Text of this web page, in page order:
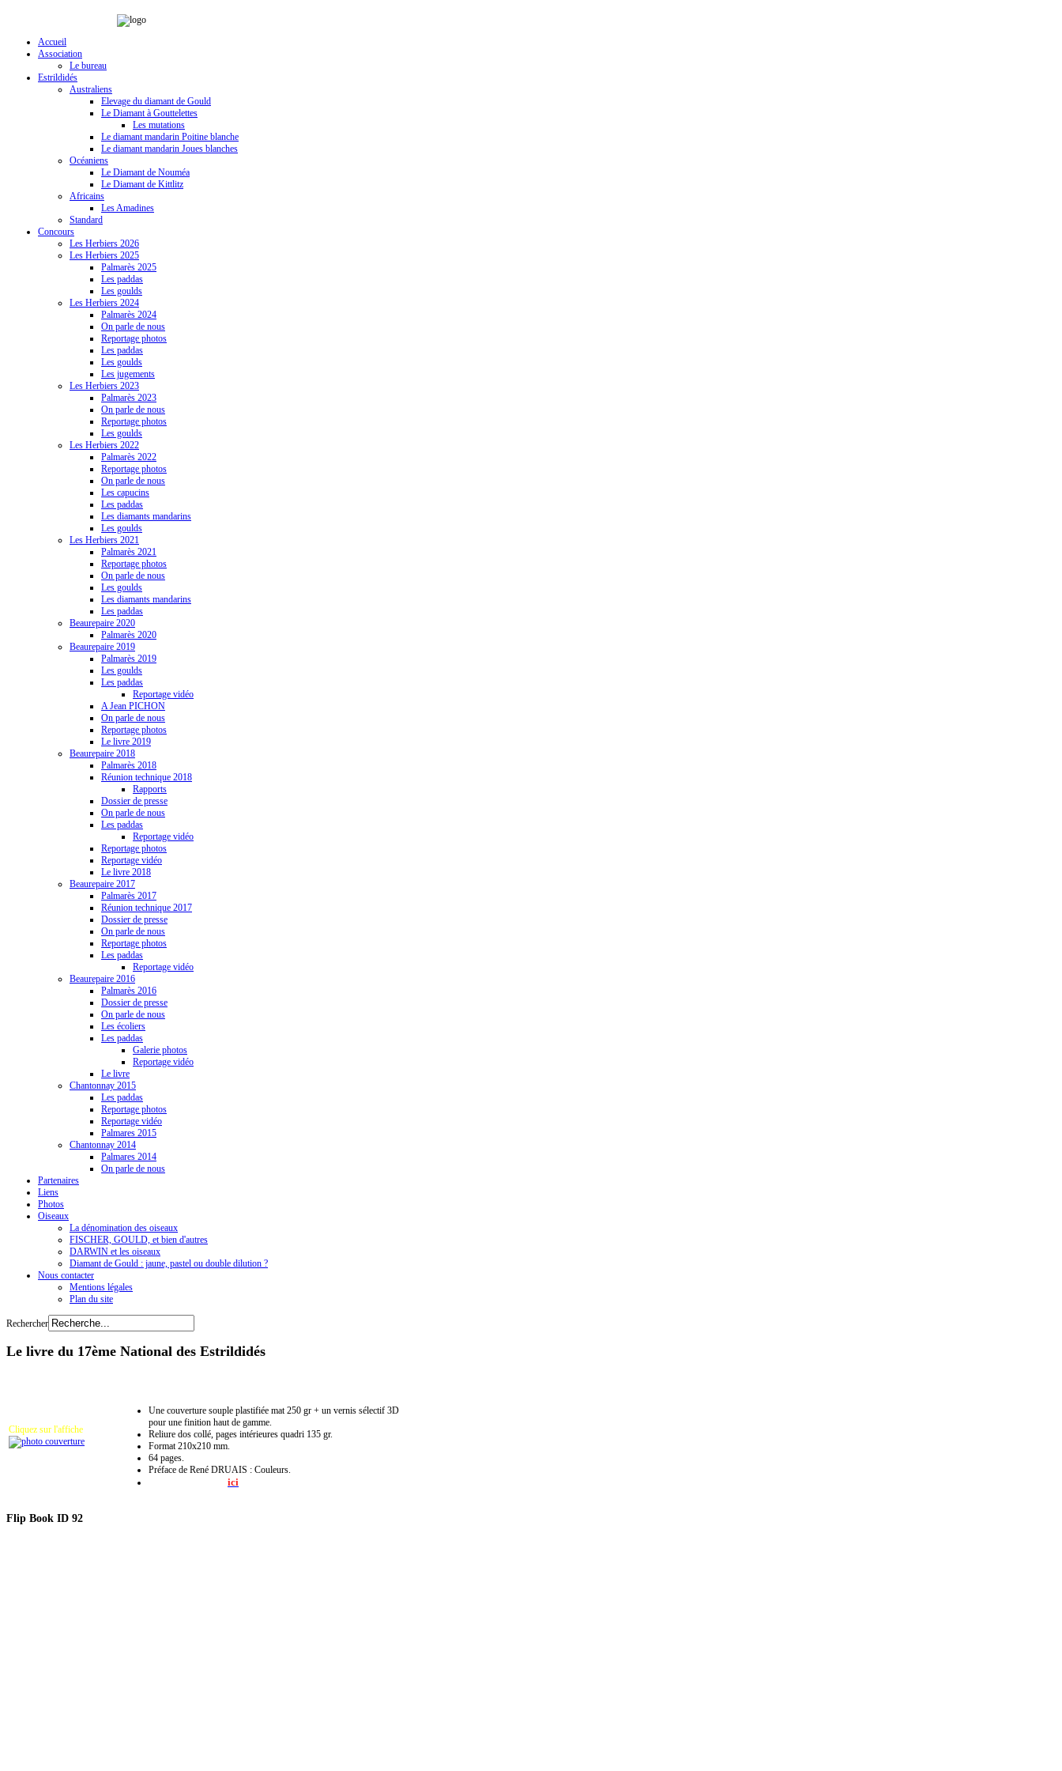
Accueil
Association
Le bureau
Estrildidés
Australiens
Elevage du diamant de Gould
Le Diamant à Gouttelettes
Les mutations
Le diamant mandarin Poitine blanche
Le diamant mandarin Joues blanches
Océaniens
Le Diamant de Nouméa
Le Diamant de Kittlitz
Africains
Les Amadines
Standard
Concours
Les Herbiers 2026
Les Herbiers 2025
Palmarès 2025
Les paddas
Les goulds
Les Herbiers 2024
Palmarès 2024
On parle de nous
Reportage photos
Les paddas
Les goulds
Les jugements
Les Herbiers 2023
Palmarès 2023
On parle de nous
Reportage photos
Les goulds
Les Herbiers 2022
Palmarès 2022
Reportage photos
On parle de nous
Les capucins
Les paddas
Les diamants mandarins
Les goulds
Les Herbiers 2021
Palmarès 2021
Reportage photos
On parle de nous
Les goulds
Les diamants mandarins
Les paddas
Beaurepaire 2020
Palmarès 2020
Beaurepaire 2019
Palmarès 2019
Les goulds
Les paddas
Reportage vidéo
A Jean PICHON
On parle de nous
Reportage photos
Le livre 2019
Beaurepaire 2018
Palmarès 2018
Réunion technique 2018
Rapports
Dossier de presse
On parle de nous
Les paddas
Reportage vidéo
Reportage photos
Reportage vidéo
Le livre 2018
Beaurepaire 2017
Palmarès 2017
Réunion technique 2017
Dossier de presse
On parle de nous
Reportage photos
Les paddas
Reportage vidéo
Beaurepaire 2016
Palmarès 2016
Dossier de presse
On parle de nous
Les écoliers
Les paddas
Galerie photos
Reportage vidéo
Le livre
Chantonnay 2015
Les paddas
Reportage photos
Reportage vidéo
Palmares 2015
Chantonnay 2014
Palmares 2014
On parle de nous
Partenaires
Liens
Photos
Oiseaux
La dénomination des oiseaux
FISCHER, GOULD, et bien d'autres
DARWIN et les oiseaux
Diamant de Gould : jaune, pastel ou double dilution ?
Nous contacter
Mentions légales
Plan du site
Rechercher
Le livre du 17ème National des Estrildidés
Cliquez sur l'affiche
Une couverture souple plastifiée mat 250 gr + un vernis sélectif 3D
pour une finition haut de gamme.
Reliure dos collé, pages intérieures quadri 135 gr.
Format 210x210 mm.
64 pages.
Préface de René DRUAIS : Couleurs.
ici
Flip Book ID 92